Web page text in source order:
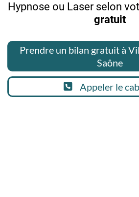
Hypnose ou Laser selon
gratuit
Prendre un bilan gratuit à
Saône
Appeler le